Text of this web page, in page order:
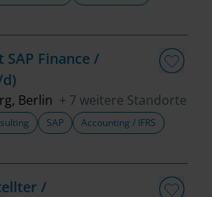
Finance /
Berlin + 7 weitere Standorte
SAP
Accounting / IFRS
/